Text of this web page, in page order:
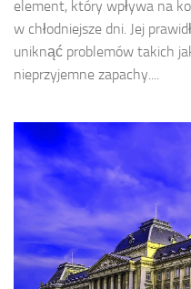
element, który wpływa na
w chłodniejsze dni. Jej
uniknąć problemów takich
nieprzyjemne zapachy....